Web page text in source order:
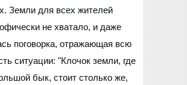
Земли для всех жителей
не хватало, и даже
поговорка, отражающая всю
ситуации: "Клочок земли, где
бык, стоит столько же,